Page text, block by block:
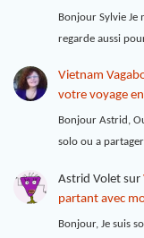
Bonjour Sylvie Je
regarde aussi
Vietnam
votre voyage
Bonjour Astrid,
solo ou a
Astrid Voletsur
partant avec
Bonjour, Je suis